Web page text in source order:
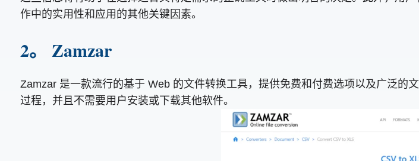
作中的实用性和应用的其他关键因素。
2。 Zamzar
Zamzar 是一款流行的基于 Web 的文件转换工具，提供免费和付费选项以及广泛的
过程，并且不需要用户安装或下载其他软件。